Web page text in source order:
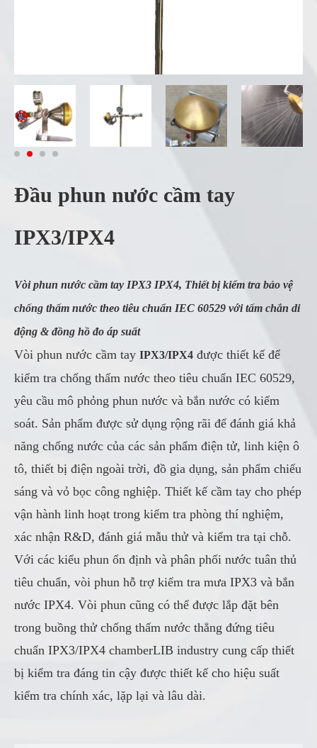
Đầu phun nước cầm tay
IPX3/IPX4
Vòi phun nước cầm tay IPX3 IPX4, Thiết bị kiểm tra bảo vệ
chống thấm nước theo tiêu chuẩn IEC 60529 với tấm chắn di
động & đồng hồ đo áp suất
Vòi phun nước cầm tay IPX3/IPX4 được thiết kế để
kiểm tra chống thấm nước theo tiêu chuẩn IEC 60529,
yêu cầu mô phỏng phun nước và bắn nước có kiểm
soát. Sản phẩm được sử dụng rộng rãi để đánh giá khả
năng chống nước của các sản phẩm điện tử, linh kiện ô
tô, thiết bị điện ngoài trời, đồ gia dụng, sản phẩm chiếu
sáng và vỏ bọc công nghiệp. Thiết kế cầm tay cho phép
vận hành linh hoạt trong kiểm tra phòng thí nghiệm,
xác nhận R&D, đánh giá mẫu thử và kiểm tra tại chỗ.
Với các kiểu phun ổn định và phân phối nước tuân thủ
tiêu chuẩn, vòi phun hỗ trợ kiểm tra mưa IPX3 và bắn
nước IPX4. Vòi phun cũng có thể được lắp đặt bên
trong buồng thử chống thấm nước thẳng đứng tiêu
chuẩn IPX3/IPX4 chamberLIB industry cung cấp thiết
bị kiểm tra đáng tin cậy được thiết kế cho hiệu suất
kiểm tra chính xác, lặp lại và lâu dài.